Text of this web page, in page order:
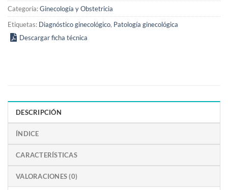
Categoría:Ginecología y Obstetricia
Etiquetas: Diagnóstico ginecológico, Patología ginecológica
Descargar ficha técnica
DESCRIPCIÓN
ÍNDICE
CARACTERÍSTICAS
VALORACIONES (0)